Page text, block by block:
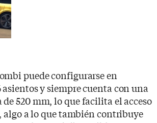
puede configurarse en
asientos y siempre cuenta con una
520 mm, lo que facilita el acceso
algo a lo que también contribuye